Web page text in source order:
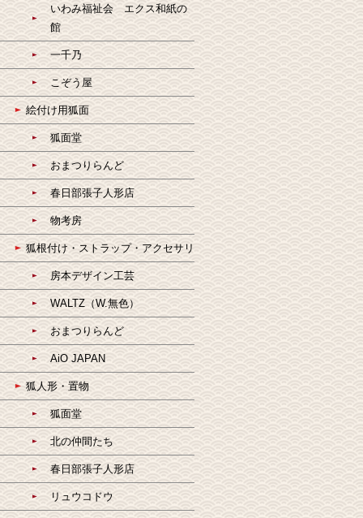
いわみ福祉会 エクス和紙の
館
一千乃
こぞう屋
絵付け用狐面
狐面堂
おまつりらんど
春日部張子人形店
物考房
狐根付け・ストラップ・アクセサリ
房本デザイン工芸
WALTZ（W.無色）
おまつりらんど
AiO JAPAN
狐人形・置物
狐面堂
北の仲間たち
春日部張子人形店
リュウコドウ